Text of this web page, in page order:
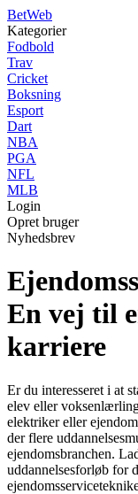
BetWeb
Kategorier
Fodbold
Trav
Cricket
Boksning
Esport
Dart
NBA
PGA
NFL
MLB
Login
Opret bruger
Nyhedsbrev
En vej til
karriere
Er du interesseret i at
elev eller
elektriker eller
der flere
ejendomsbranchen.
uddannelsesforløb for